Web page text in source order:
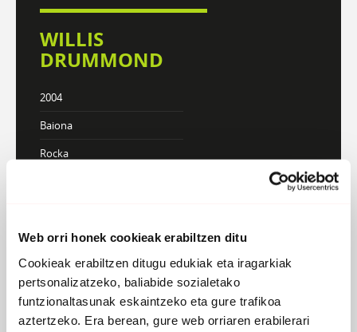
Web orri honek cookieak erabiltzen ditu
Cookieak erabiltzen ditugu edukiak eta iragarkiak
pertsonalizatzeko, baliabide sozialetako
funtzionaltasunak eskaintzeko eta gure trafikoa
aztertzeko. Era berean, gure web orriaren erabilerari
WILLIS
DRUMMOND
2004
Baiona
Rocka
DISKOGRAFIA BIOGRAFIA